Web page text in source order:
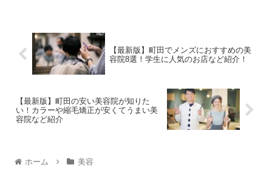
【最新版】町田でメンズにおすすめの美
容院8選！学生に人気のお店など紹介！
【最新版】町田の安い美容院が知りた
い！カラーや縮毛矯正が安くてうまい美
容院など紹介
ホーム 美容